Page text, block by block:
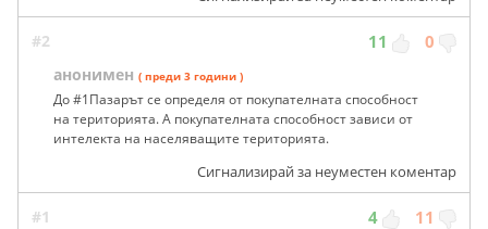
#2 11 0
анонимен ( преди 3 години )
До #1Пазарът се определя от покупателната способност
на територията. А покупателната способност зависи от
интелекта на населяващите територията.
Сигнализирай за неуместен коментар
#1 4 11